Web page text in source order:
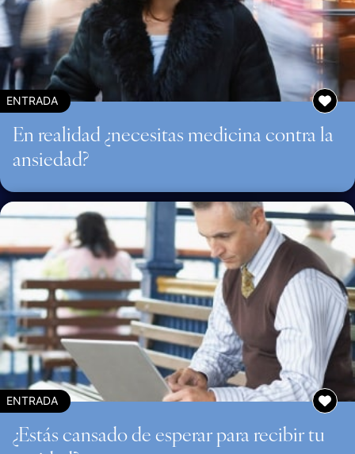
ENTRADA
En realidad ¿necesitas medicina contra la
ansiedad?
ENTRADA
¿Estás cansado de esperar para recibir tu